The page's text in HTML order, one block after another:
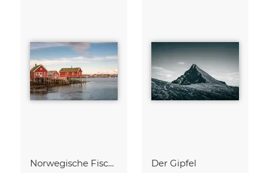
Norwegische Fischerhütten Der Gipfel